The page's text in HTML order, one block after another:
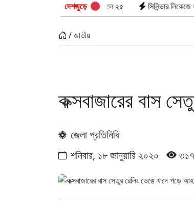
দেশজুড়ে
তাজা প্রাণ, হাসপাতালে ২৫ সিলিন্ডার লিকেজে ভয়াবহ
/ জাতীয়
কক্সবাজারের বাস
জেলা প্রতিনিধি
শনিবার, ১৮ জানুয়ারি ২০২০